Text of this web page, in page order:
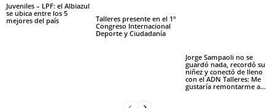
Juveniles – LPF: el Albiazul
se ubica entre los 5
mejores del país
Talleres presente en el 1°
Congreso Internacional
Deporte y Ciudadanía
Jorge Sampaoli no se
guardó nada, recordó su
niñez y conectó de lleno
con el ADN Talleres: Me
gustaría remontarme a…